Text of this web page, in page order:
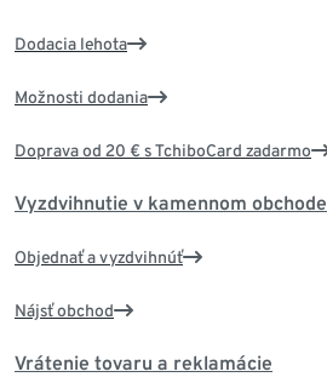
Dodacia lehota
Možnosti dodania
Doprava od 20 € s TchiboCard zadarmo
Vyzdvihnutie v kamennom obchode
Objednať a vyzdvihnúť
Nájsť obchod
Vrátenie tovaru a reklamácie